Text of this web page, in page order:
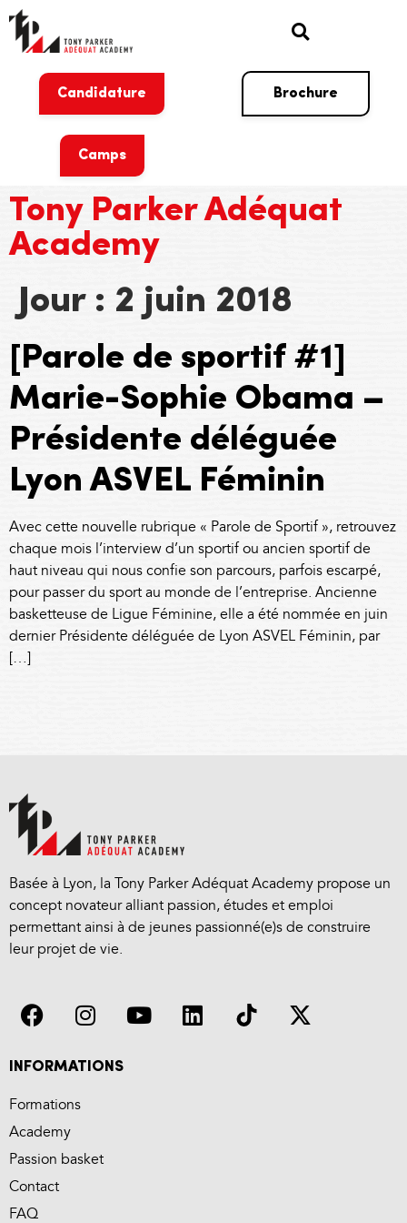
Candidature Brochure
Camps
Tony Parker Adéquat
Academy
Jour : 2 juin 2018
[Parole de sportif #1]
Marie-Sophie Obama –
Présidente déléguée
Lyon ASVEL Féminin
Avec cette nouvelle rubrique « Parole de Sportif », retrouvez
chaque mois l’interview d’un sportif ou ancien sportif de
haut niveau qui nous confie son parcours, parfois escarpé,
pour passer du sport au monde de l’entreprise. Ancienne
basketteuse de Ligue Féminine, elle a été nommée en juin
dernier Présidente déléguée de Lyon ASVEL Féminin, par
[…]
Basée à Lyon, la Tony Parker Adéquat Academy propose un
concept novateur alliant passion, études et emploi
permettant ainsi à de jeunes passionné(e)s de construire
leur projet de vie.
INFORMATIONS
Formations
Academy
Passion basket
Contact
FAQ